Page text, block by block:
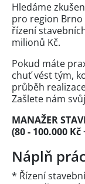
Hledáme
pro region Brno
řízení
milionů Kč.
Pokud máte
chuť vést tým,
průběh
Zašlete nám
MANAŽER
(80 - 100.000
Náplň
* Řízení